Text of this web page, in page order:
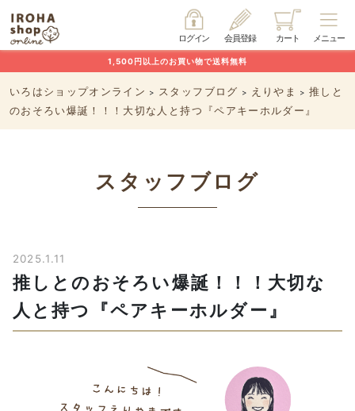
メニュー
カート
会員登録
ログイン
1,500円以上のお買い物で送料無料
いろはショップオンライン > スタッフブログ > えりやま > 推しと
のおそろい爆誕！！！大切な人と持つ『ペアキーホルダー』
スタッフブログ
2025.1.11
推しとのおそろい爆誕！！！大切な
人と持つ『ペアキーホルダー』